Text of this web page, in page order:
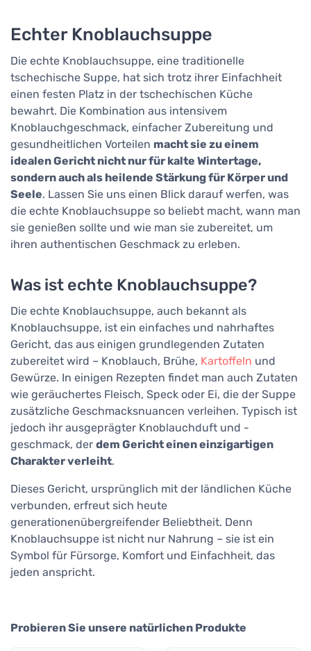
Echter Knoblauchsuppe
Die echte Knoblauchsuppe, eine traditionelle
tschechische Suppe, hat sich trotz ihrer Einfachheit
einen festen Platz in der tschechischen Küche
bewahrt. Die Kombination aus intensivem
Knoblauchgeschmack, einfacher Zubereitung und
gesundheitlichen Vorteilen macht sie zu einem
idealen Gericht nicht nur für kalte Wintertage,
sondern auch als heilende Stärkung für Körper und
Seele. Lassen Sie uns einen Blick darauf werfen, was
die echte Knoblauchsuppe so beliebt macht, wann man
sie genießen sollte und wie man sie zubereitet, um
ihren authentischen Geschmack zu erleben.
Was ist echte Knoblauchsuppe?
Die echte Knoblauchsuppe, auch bekannt als
Knoblauchsuppe, ist ein einfaches und nahrhaftes
Gericht, das aus einigen grundlegenden Zutaten
zubereitet wird – Knoblauch, Brühe, Kartoffeln und
Gewürze. In einigen Rezepten findet man auch Zutaten
wie geräuchertes Fleisch, Speck oder Ei, die der Suppe
zusätzliche Geschmacksnuancen verleihen. Typisch ist
jedoch ihr ausgeprägter Knoblauchduft und -
geschmack, der dem Gericht einen einzigartigen
Charakter verleiht.
Dieses Gericht, ursprünglich mit der ländlichen Küche
verbunden, erfreut sich heute
generationenübergreifender Beliebtheit. Denn
Knoblauchsuppe ist nicht nur Nahrung – sie ist ein
Symbol für Fürsorge, Komfort und Einfachheit, das
jeden anspricht.
Probieren Sie unsere natürlichen Produkte